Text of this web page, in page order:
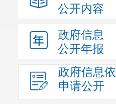
公开内容
政府信息
公开年报
政府信息依
申请公开